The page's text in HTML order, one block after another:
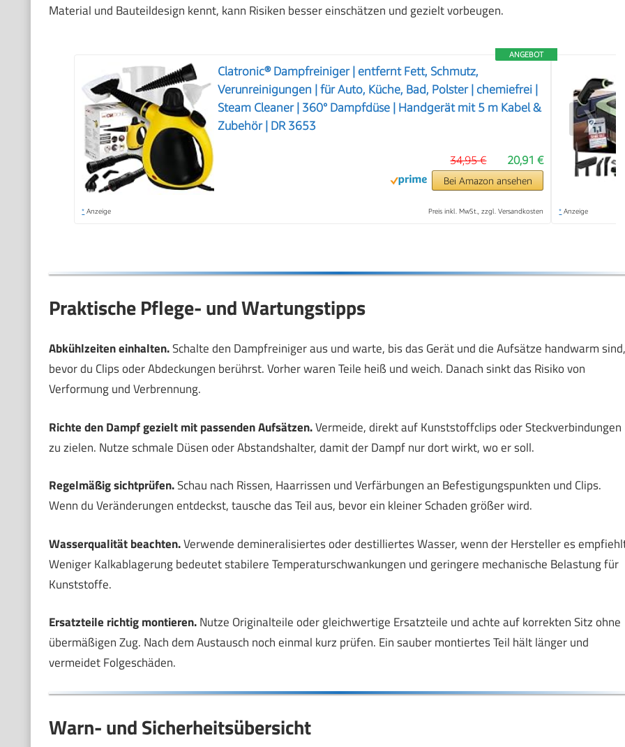
Material und Bauteildesign kennt, kann Risiken besser einschätzen und gezielt vorbeugen.
ANGEBOT
Clatronic® Dampfreiniger | entfernt Fett, Schmutz,
Verunreinigungen | für Auto, Küche, Bad, Polster | chemiefrei |
Steam Cleaner | 360° Dampfdüse | Handgerät mit 5 m Kabel &
Zubehör | DR 3653
20,91 €
34,95 €
Bei Amazon ansehen
* Anzeige Preis inkl. MwSt., zzgl. Versandkosten * Anzeige
❯
Praktische Pflege- und Wartungstipps
Abkühlzeiten einhalten.Schalte den Dampfreiniger aus und warte, bis das Gerät und die Aufsätze handwarm sind,
bevor du Clips oder Abdeckungen berührst. Vorher waren Teile heiß und weich. Danach sinkt das Risiko von
Verformung und Verbrennung.
Richte den Dampf gezielt mit passenden Aufsätzen.Vermeide, direkt auf Kunststoffclips oder Steckverbindungen
zu zielen. Nutze schmale Düsen oder Abstandshalter, damit der Dampf nur dort wirkt, wo er soll.
Regelmäßig sichtprüfen.Schau nach Rissen, Haarrissen und Verfärbungen an Befestigungspunkten und Clips.
Wenn du Veränderungen entdeckst, tausche das Teil aus, bevor ein kleiner Schaden größer wird.
Wasserqualität beachten.Verwende demineralisiertes oder destilliertes Wasser, wenn der Hersteller es
Weniger Kalkablagerung bedeutet stabilere Temperaturschwankungen und geringere mechanische Belastung für
Kunststoffe.
Ersatzteile richtig montieren.Nutze Originalteile oder gleichwertige Ersatzteile und achte auf korrekten Sitz ohne
übermäßigen Zug. Nach dem Austausch noch einmal kurz prüfen. Ein sauber montiertes Teil hält länger und
vermeidet Folgeschäden.
Warn- und Sicherheitsübersicht